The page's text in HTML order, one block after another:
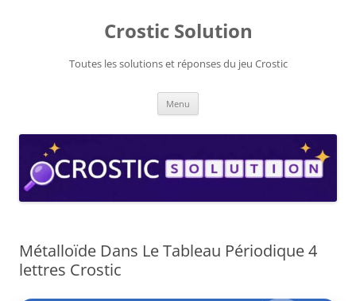
Crostic Solution
Toutes les solutions et réponses du jeu Crostic
Menu
Métalloïde Dans Le Tableau Périodique 4
lettres Crostic